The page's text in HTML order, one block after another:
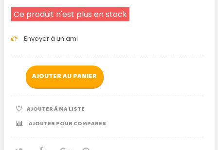
Ce produit n'est plus en stock
Envoyer à un ami
AJOUTER AU PANIER
AJOUTER À MA LISTE
AJOUTER POUR COMPARER